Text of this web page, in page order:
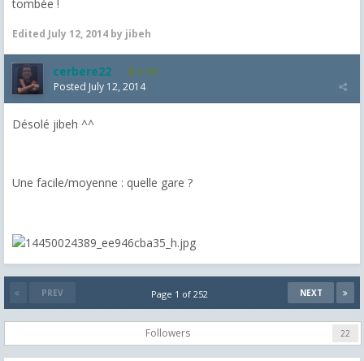
tombée !
Edited July 12, 2014 by jibeh
cerbere22 4,385
Posted July 12, 2014
Désolé jibeh ^^
Une facile/moyenne : quelle gare ?
PREV NEXT
Page 1 of 252
Followers 22